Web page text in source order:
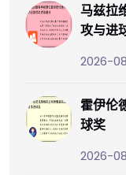
马兹拉
攻与进
2026-
霍伊伦
球奖
2026-